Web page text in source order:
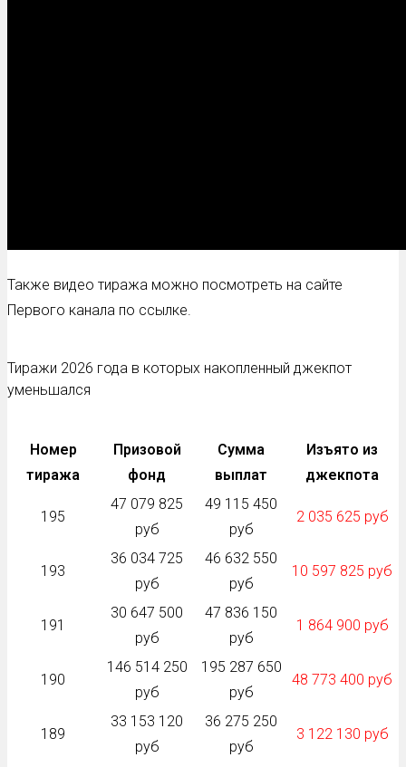
Также видео тиража можно посмотреть на сайте
Первого канала по ссылке.
Тиражи 2026 года в которых накопленный джекпот
уменьшался
Номер
тиража
Призовой
фонд
Сумма
выплат
Изъято из
джекпота
195
47 079 825
руб
49 115 450
руб
2 035 625 руб
193
36 034 725
руб
46 632 550
руб
10 597 825 руб
191
30 647 500
руб
47 836 150
руб
1 864 900 руб
190
146 514 250
руб
195 287 650
руб
48 773 400 руб
189
33 153 120
руб
36 275 250
руб
3 122 130 руб